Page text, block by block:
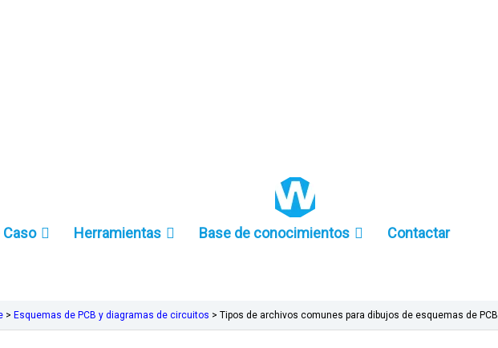
Herramientas Base de conocimientos Contactar
> Esquemas de PCB y diagramas de circuitos >Tipos de archivos comunes para dibujos de esquemas de PCB